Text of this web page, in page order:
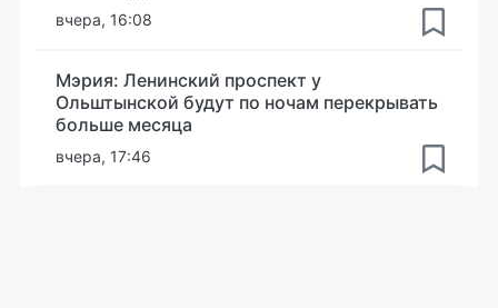
вчера, 16:08
Мэрия: Ленинский проспект у
Ольштынской будут по ночам перекрывать
больше месяца
вчера, 17:46